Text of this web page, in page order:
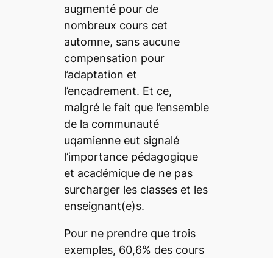
augmenté pour de
nombreux cours cet
automne, sans aucune
compensation pour
l’adaptation et
l’encadrement. Et ce,
malgré le fait que l’ensemble
de la communauté
uqamienne eut signalé
l’importance pédagogique
et académique de ne pas
surcharger les classes et les
enseignant(e)s.
Pour ne prendre que trois
exemples, 60,6% des cours